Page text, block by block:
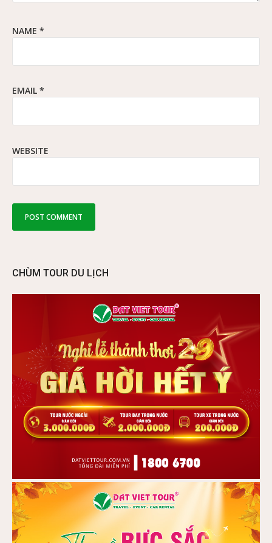
NAME *
EMAIL *
WEBSITE
CHÙM TOUR DU LỊCH